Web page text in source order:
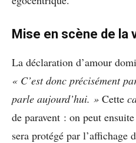
Mise en scène de la
La déclaration d’amour
« C’est donc précisément
parle aujourd’hui. » Cette
de paravent : on peut
sera protégé par l’affichage